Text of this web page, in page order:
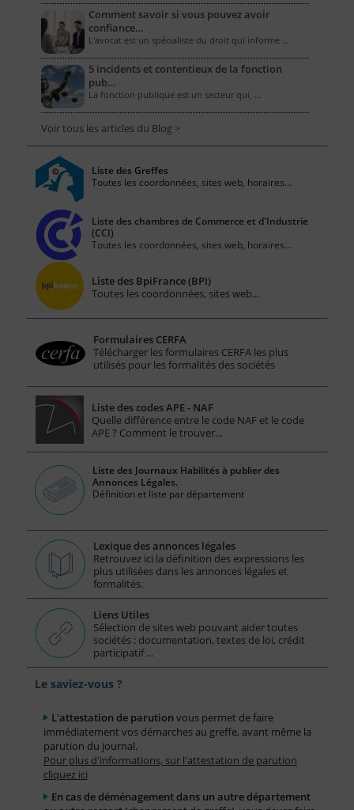
Comment savoir si vous pouvez avoir
confiance…
L'avocat est un spécialiste du droit qui informe …
5 incidents et contentieux de la fonction
pub…
La fonction publique est un secteur qui, …
Voir tous les articles du Blog >
Liste des Greffes
Toutes les coordonnées, sites web, horaires...
Liste des chambres de Commerce et d'Industrie
(CCI)
Toutes les coordonnées, sites web, horaires...
Liste des BpiFrance (BPI)
Toutes les coordonnées, sites web...
Formulaires CERFA
Télécharger les formulaires CERFA les plus
utilisés pour les formalités des sociétés
Liste des codes APE - NAF
Quelle différence entre le code NAF et le code
APE ? Comment le trouver…
Liste des Journaux Habilités à publier des
Annonces Légales.
Définition et liste par département
Lexique des annonces légales
Retrouvez ici la définition des expressions les
plus utilisées dans les annonces légales et
formalités.
Liens Utiles
Sélection de sites web pouvant aider toutes
sociétés : documentation, textes de loi, crédit
participatif ...
Le saviez-vous ?
L'attestation de parution vous permet de faire
immédiatement vos démarches au greffe, avant même la
parution du journal.
Pour plus d'informations, sur l'attestation de parution
cliquez ici
En cas de déménagement dans un autre département